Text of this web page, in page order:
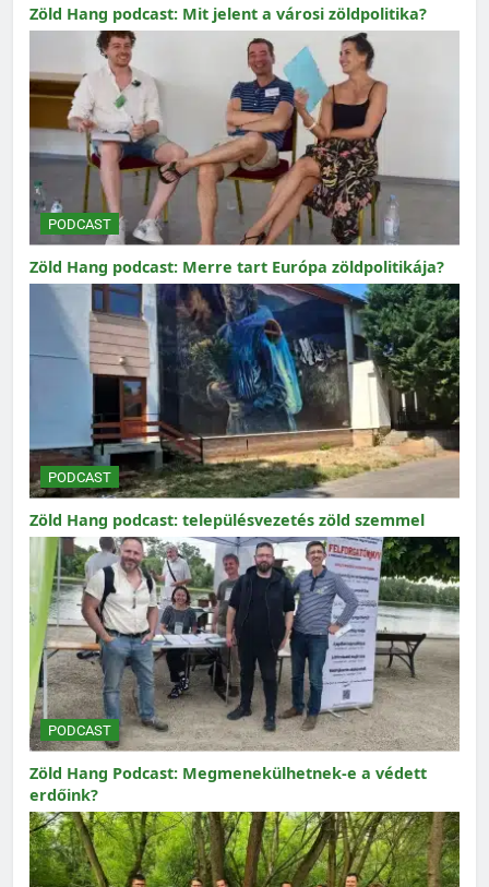
Zöld Hang podcast: Mit jelent a városi zöldpolitika?
PODCAST
Zöld Hang podcast: Merre tart Európa zöldpolitikája?
PODCAST
Zöld Hang podcast: településvezetés zöld szemmel
PODCAST
Zöld Hang Podcast: Megmenekülhetnek-e a védett
erdőink?